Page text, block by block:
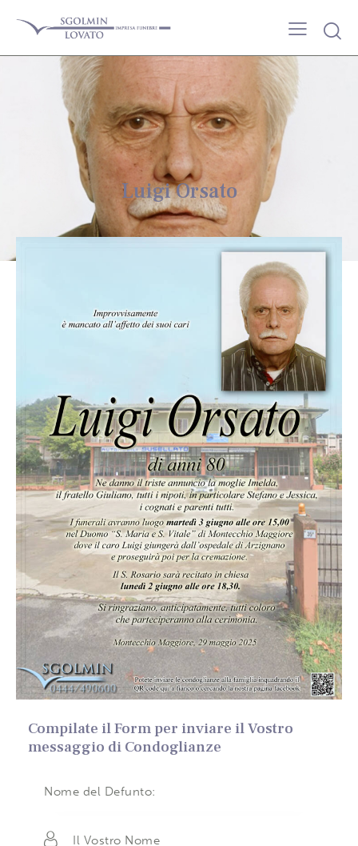
Luigi Orsato
Compilate il Form per inviare il Vostro
messaggio di Condoglianze